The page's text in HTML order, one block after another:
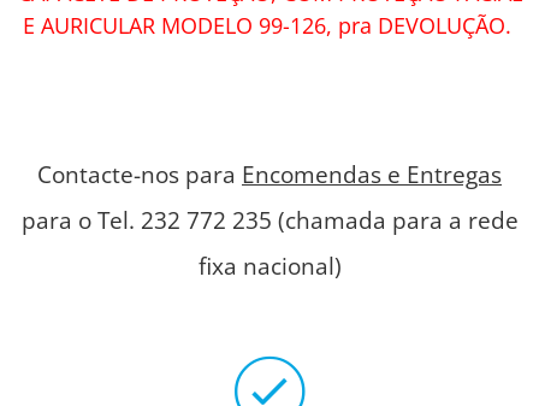
E AURICULAR MODELO 99-126, pra DEVOLUÇÃO.
Contacte-nos para Encomendas e Entregas
para o Tel. 232 772 235 (chamada para a rede
fixa nacional)